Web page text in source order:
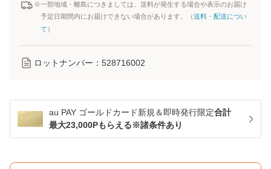
※一部地域・離島につきましては、送料が発生する場合や表示のお届け
予定日期間内にお届けできない場合があります。（送料・配送につい
て ）
ロットナンバー： 528716002
au PAY ゴールドカード新規＆即時発行限定合計
最大23,000Pもらえる※諸条件あり